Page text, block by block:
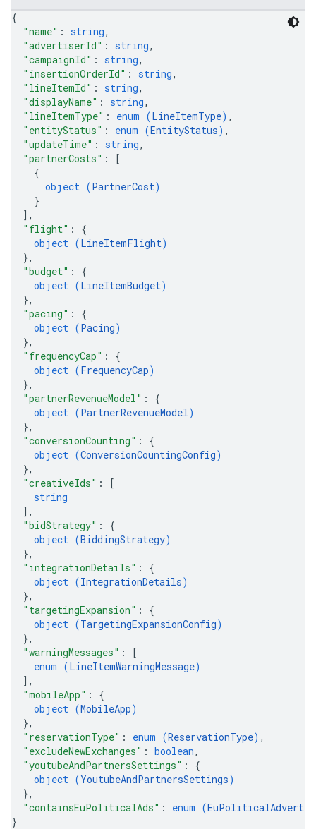
{
"name" : string,
"advertiserId" : string,
"campaignId" : string,
"insertionOrderId" : string,
"lineItemId" : string,
"displayName" : string,
"lineItemType" : enum (LineItemType) ,
"entityStatus" : enum (EntityStatus) ,
"updateTime" : string,
"partnerCosts" :
[
{
object (PartnerCost)
}
] ,
"flight" : {
object (LineItemFlight)
},
"budget" : {
object (LineItemBudget)
},
"pacing" : {
object (Pacing)
},
"frequencyCap" : {
object (FrequencyCap)
},
"partnerRevenueModel" : {
object (PartnerRevenueModel)
},
"conversionCounting" : {
object (ConversionCountingConfig)
},
"creativeIds" :
[
string
] ,
"bidStrategy" : {
object (BiddingStrategy)
},
"integrationDetails" : {
object (IntegrationDetails)
},
"targetingExpansion" : {
object (TargetingExpansionConfig)
},
"warningMessages" :
[
enum (LineItemWarningMessage)
] ,
"mobileApp" : {
object (MobileApp)
},
"reservationType" : enum (ReservationType) ,
"excludeNewExchanges" : boolean,
"youtubeAndPartnersSettings" : {
object (YoutubeAndPartnersSettings)
},
"containsEuPoliticalAds" : enum (
}